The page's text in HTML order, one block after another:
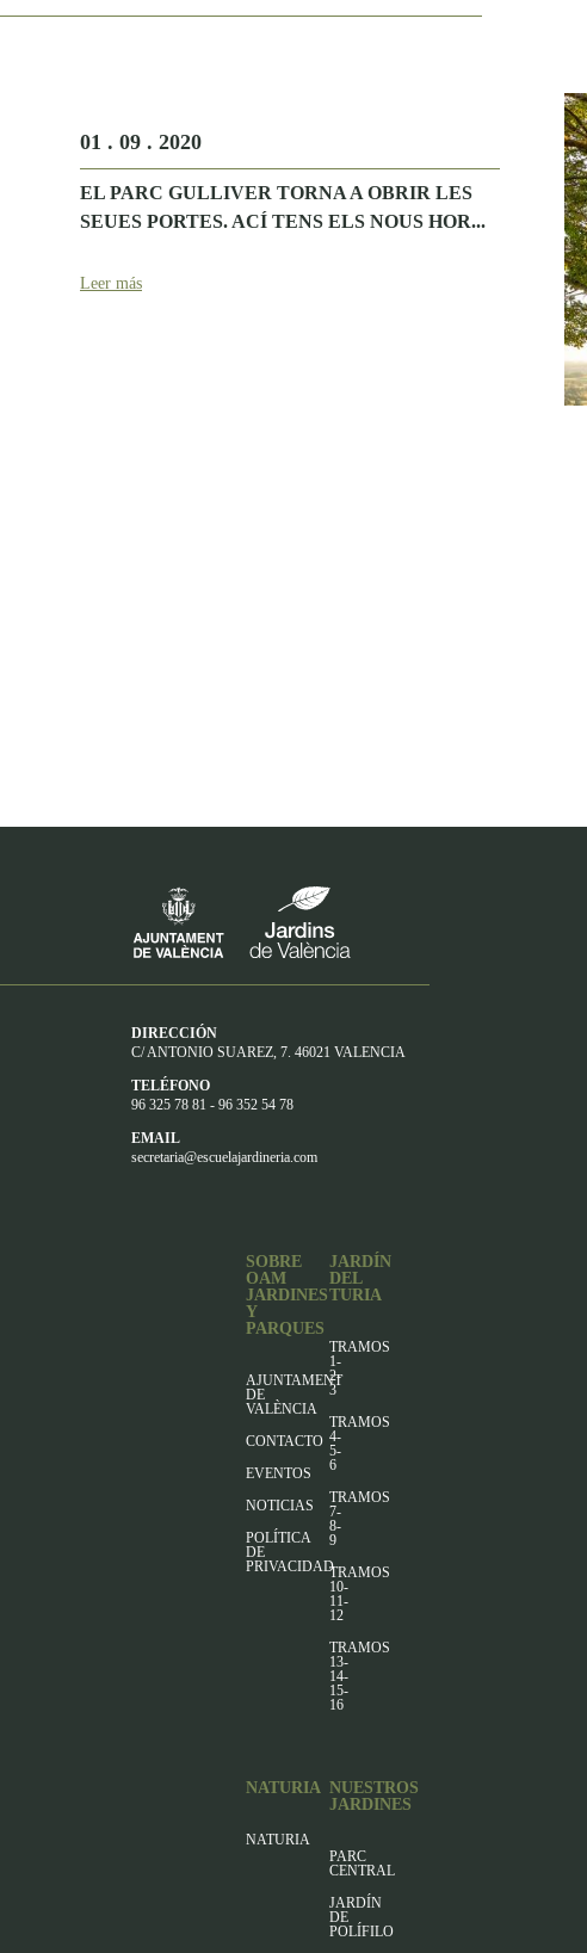
01 . 09 . 2020
EL PARC GULLIVER TORNA A OBRIR LES
SEUES PORTES. ACÍ TENS ELS NOUS HOR...
Leer más
DIRECCIÓN
C/ ANTONIO SUAREZ, 7. 46021 VALENCIA
TELÉFONO
96 325 78 81 - 96 352 54 78
EMAIL
secretaria@escuelajardineria.com
SOBRE
OAM
JARDINES
Y
PARQUES
AJUNTAMENT
DE
VALÈNCIA
CONTACTO
EVENTOS
NOTICIAS
POLÍTICA
DE
PRIVACIDAD
JARDÍN
DEL
TURIA
TRAMOS
1-
2-
3
TRAMOS
4-
5-
6
TRAMOS
7-
8-
9
TRAMOS
10-
11-
12
TRAMOS
13-
14-
15-
16
NATURIA
NATURIA
NUESTROS
JARDINES
PARC
CENTRAL
JARDÍN
DE
POLÍFILO